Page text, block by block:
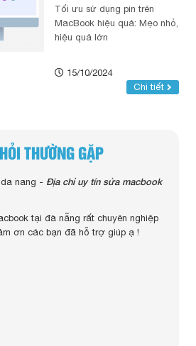
Tối ưu sử dụng pin trên
MacBook hiệu quả: Mẹo nhỏ,
hiệu quả lớn
15/10/2024
Chi tiết
THƯỜNG GẶP
nang - Địa chỉ uy tín sửa macbook
tại đà nẵng rất chuyên nghiệp
ơn các bạn đã hỗ trợ giúp ạ !